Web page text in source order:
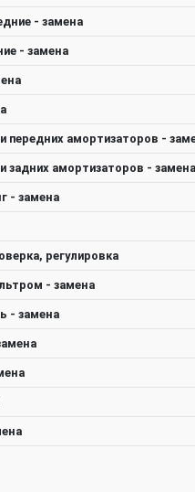
- замена
- замена
передних амортизаторов -
задних амортизаторов - замена
- замена
регулировка
- замена
- замена